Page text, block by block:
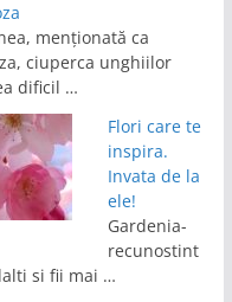
menționată ca
ciuperca unghiilor
dificil …
Flori care te
inspira.
Invata de la
ele!
Gardenia-
recunostint
si fii mai …